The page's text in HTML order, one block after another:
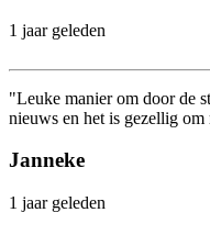
1 jaar geleden
"Leuke manier om door de
nieuws en het is gezellig
Janneke
1 jaar geleden